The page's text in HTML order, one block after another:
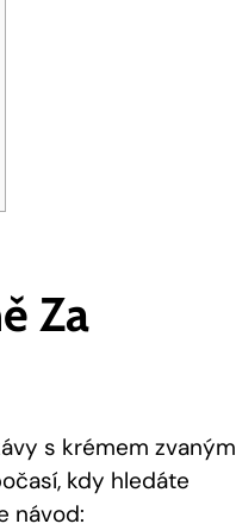
Za
s krémem zvaným
kdy hledáte
návod: